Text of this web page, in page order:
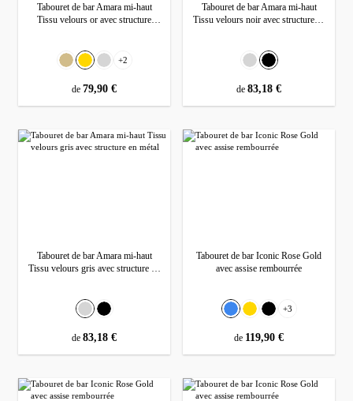
Tabouret de bar Amara mi-haut
Tissu velours or avec structure
Sélectionnez
CouleurBeigeGoldGris
+2
prix régulier :
de 79,90 €
Tabouret de bar Amara mi-haut
Tissu velours noir avec structure en
Sélectionnez
Gris Noir
prix régulier :
de 83,18 €
Tabouret de bar Amara mi-haut
Tissu velours gris avec structure en
Sélectionnez
Gris Noir
prix régulier :
de 83,18 €
Tabouret de bar Iconic Rose Gold
avec assise rembourrée
Sélectionnez
CouleurBleu GoldNoir
+3
prix régulier :
de 119,90 €